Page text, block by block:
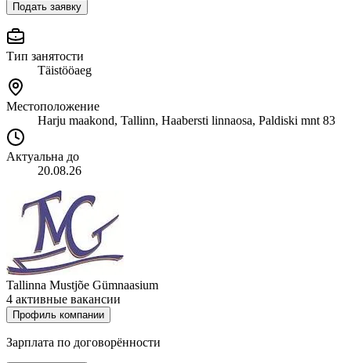
Подать заявку
Тип занятости
Täistööaeg
Местоположение
Harju maakond, Tallinn, Haabersti linnaosa, Paldiski mnt 83
Актуальна до
20.08.26
Tallinna Mustjõe Gümnaasium
4 активные вакансии
Профиль компании
Зарплата по договорённости